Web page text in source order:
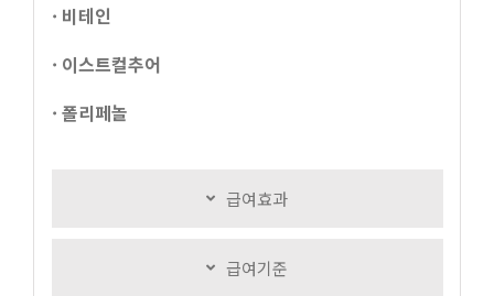
· 비테인
· 이스트컬추어
· 폴리페놀
급여효과
급여기준